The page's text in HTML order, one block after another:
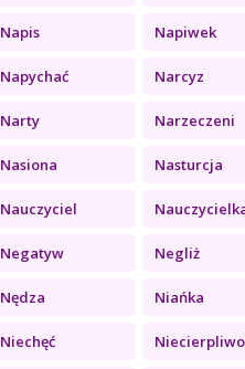
Napis Napiwek
Napychać Narcyz
Narty Narzeczeni
Nasiona Nasturcja
Nauczyciel
Negatyw Negliż
Nędza Niańka
Niechęć